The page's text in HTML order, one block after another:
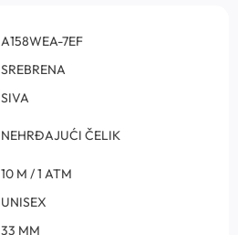
A158WEA-7EF
SREBRENA
SIVA
NEHRĐAJUĆI ČELIK
10 M / 1 ATM
UNISEX
33 MM